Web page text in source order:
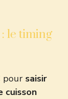
le timing
pour saisir
cuisson